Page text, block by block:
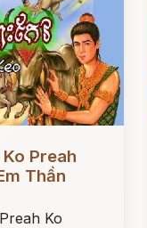
Preah
Thần
Ko